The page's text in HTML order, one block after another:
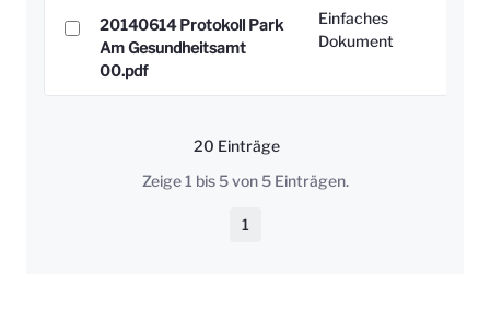
20140614 Protokoll Park
Am Gesundheitsamt
00.pdf
Einfaches
Dokument
20 Einträge
Pro Seite
Zeige 1 bis 5 von 5 Einträgen.
Seite
1